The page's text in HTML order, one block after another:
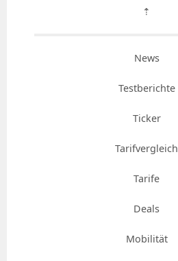
⇡
News
Testberichte
Ticker
Tarifvergleich
Tarife
Deals
Mobilität